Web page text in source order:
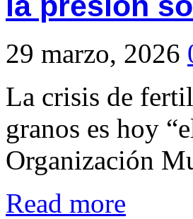
29 marzo, 2026
La crisis de
granos es hoy
Organización
Read more